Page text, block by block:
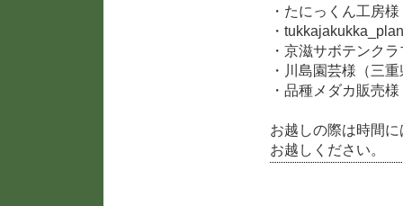
・たにっくん工房
・
・京滋サボテンク
・川島園芸様（三
・品種メダカ販売
お越しの際は時間
お越しください。